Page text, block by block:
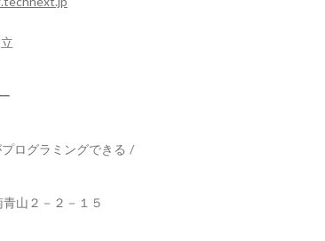
ログラミングできる /
山２－２－１５